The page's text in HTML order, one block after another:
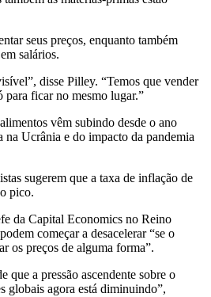
seus preços, enquanto também
salários.
disse Pilley. “Temos que vender
ficar no mesmo lugar.”
vêm subindo desde o ano
na Ucrânia e do impacto da pandemia
sugerem que a taxa de inflação de
pico.
da Capital Economics no Reino
começar a desacelerar “se o
os preços de alguma forma”.
que a pressão ascendente sobre o
globais agora está diminuindo”,